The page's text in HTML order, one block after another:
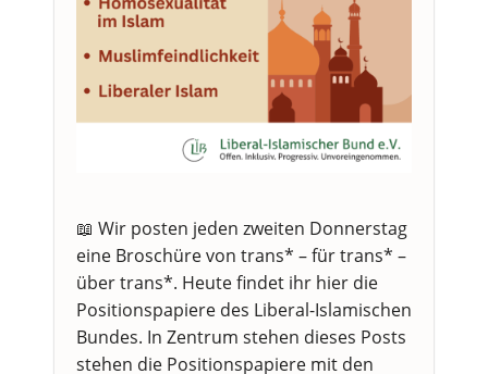
📖 Wir posten jeden zweiten Donnerstag
eine Broschüre von trans* – für trans* –
über trans*. Heute findet ihr hier die
Positionspapiere des Liberal-Islamischen
Bundes. In Zentrum stehen dieses Posts
stehen die Positionspapiere mit den